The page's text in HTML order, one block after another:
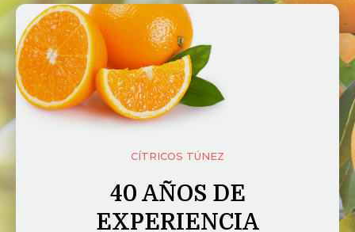
CÍTRICOS TÚNEZ
40 AÑOS DE
EXPERIENCIA